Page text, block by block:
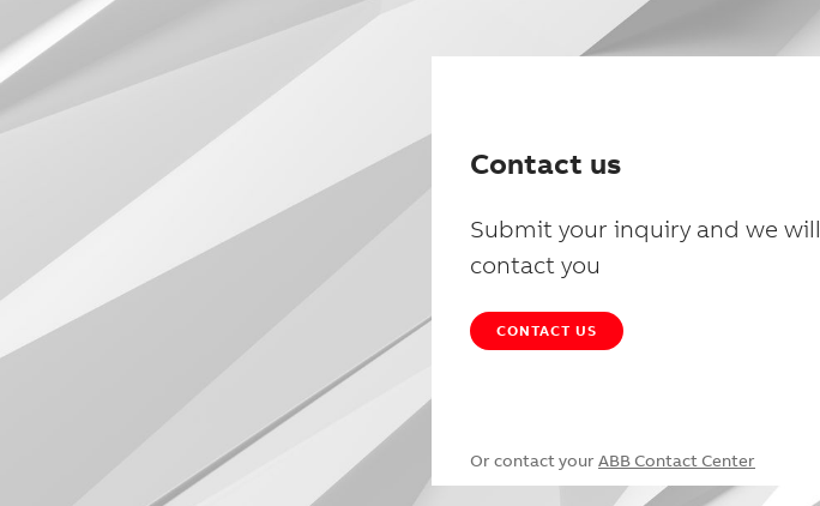
Contact us
Submit your inquiry and we will
contact you
CONTACT US
Or contact your ABB Contact Center